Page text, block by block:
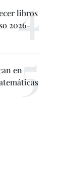
libros
2026-
en